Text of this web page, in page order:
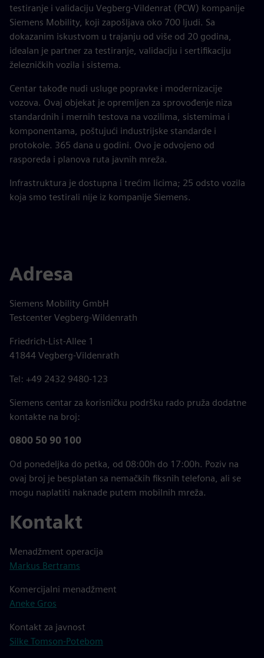
testiranje i validaciju Vegberg-Vildenrat (PCW) kompanije
Siemens Mobility, koji zapošljava oko 700 ljudi. Sa
dokazanim iskustvom u trajanju od više od 20 godina,
idealan je partner za testiranje, validaciju i sertifikaciju
železničkih vozila i sistema.
Centar takođe nudi usluge popravke i modernizacije
vozova. Ovaj objekat je opremljen za sprovođenje niza
standardnih i mernih testova na vozilima, sistemima i
komponentama, poštujući industrijske standarde i
protokole. 365 dana u godini. Ovo je odvojeno od
rasporeda i planova ruta javnih mreža.
Infrastruktura je dostupna i trećim licima; 25 odsto vozila
koja smo testirali nije iz kompanije Siemens.
Adresa
Siemens Mobility GmbH
Testcenter Vegberg-Wildenrath
Friedrich-List-Allee 1
41844 Vegberg-Vildenrath
Tel: +49 2432 9480-123
Siemens centar za korisničku podršku rado pruža dodatne
kontakte na broj:
0800 50 90 100
Od ponedeljka do petka, od 08:00h do 17:00h. Poziv na
ovaj broj je besplatan sa nemačkih fiksnih telefona, ali se
mogu naplatiti naknade putem mobilnih mreža.
Kontakt
Menadžment operacija
Markus Bertrams
Komercijalni menadžment
Aneke Gros
Kontakt za javnost
Silke Tomson-Potebom